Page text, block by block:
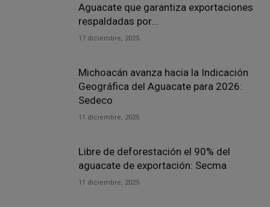
Aguacate que garantiza exportaciones
respaldadas por...
17 diciembre, 2025
Michoacán avanza hacia la Indicación
Geográfica del Aguacate para 2026:
Sedeco
11 diciembre, 2025
Libre de deforestación el 90% del
aguacate de exportación: Secma
11 diciembre, 2025